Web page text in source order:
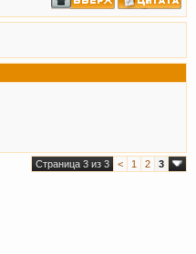
Страница 3 из 3 < 1 2 3